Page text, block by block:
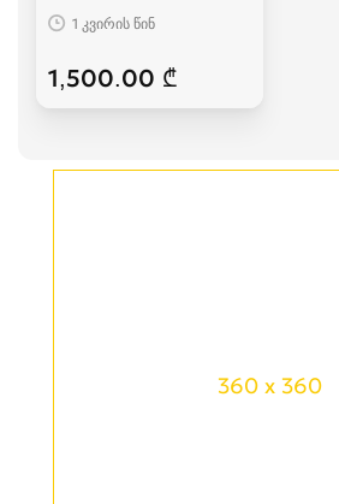
1 კვირის წინ
1,500.00 ₾
360 x 360